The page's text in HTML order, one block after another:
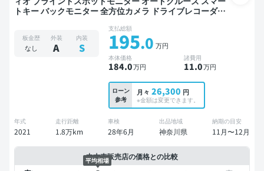
トキー バックモニター 全方位カメラ ドライブレコーダー
板金歴
なし
外装
A
内装
S
支払総額
195.0 万円
本体価格
184.0万円
諸費用
11.0万円
ローン
参考
月々 26,300 円
※金額は変更できます。
年式
2021
走行距離
1.8万km
車検
28年6月
出品地域
神奈川県
納期の目安
11月〜12月
中古車販売店の価格との比較
平均相場